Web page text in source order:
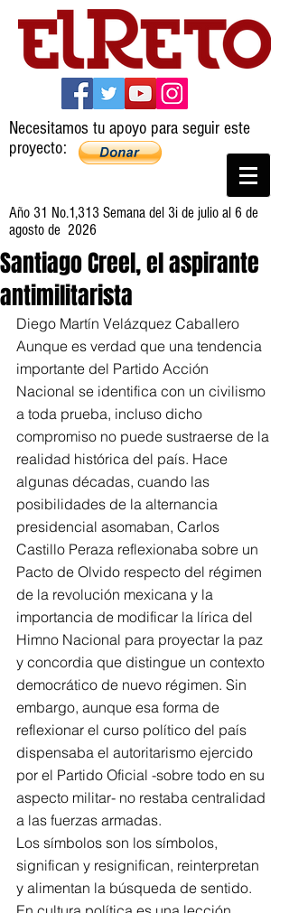
Necesitamos tu apoyo para seguir este
proyecto:
Año 31 No.1,313 Semana del 3i de julio al 6 de
agosto de 2026
Santiago Creel, el aspirante
antimilitarista
Diego Martín Velázquez Caballero
Aunque es verdad que una tendencia
importante del Partido Acción
Nacional se identifica con un civilismo
a toda prueba, incluso dicho
compromiso no puede sustraerse de la
realidad histórica del país. Hace
algunas décadas, cuando las
posibilidades de la alternancia
presidencial asomaban, Carlos
Castillo Peraza reflexionaba sobre un
Pacto de Olvido respecto del régimen
de la revolución mexicana y la
importancia de modificar la lírica del
Himno Nacional para proyectar la paz
y concordia que distingue un contexto
democrático de nuevo régimen. Sin
embargo, aunque esa forma de
reflexionar el curso político del país
dispensaba el autoritarismo ejercido
por el Partido Oficial -sobre todo en su
aspecto militar- no restaba centralidad
a las fuerzas armadas.
Los símbolos son los símbolos,
significan y resignifican, reinterpretan
y alimentan la búsqueda de sentido.